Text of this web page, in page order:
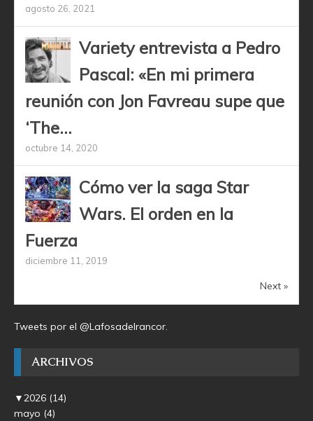
agosto 26, 2021
Variety entrevista a Pedro
Pascal: «En mi primera
reunión con Jon Favreau supe que
‘The...
octubre 14, 2020
Cómo ver la saga Star
Wars. El orden en la
Fuerza
diciembre 11, 2019
Next »
Tweets por el @Lafosadelrancor.
ARCHIVOS
▼2026 (14)
mayo (4)